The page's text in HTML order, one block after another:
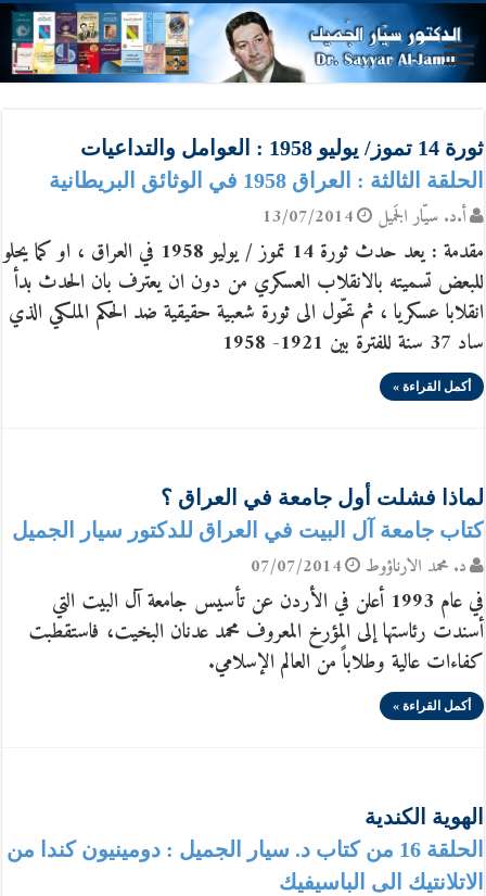
ثورة 14 تموز/ يوليو 1958 : العوامل والتداعيات
الحلقة الثالثة : العراق 1958 في الوثائق البريطانية
أ.د. سيّار الجَميل 13/07/2014
مقدمة : يعد حدث ثورة 14 تموز / يوليو 1958 في العراق ، او كما يحلو
للبعض تسميته بالانقلاب العسكري من دون ان يعترف بان الحدث بدأ
انقلابا عسكريا ، ثم تحّول الى ثورة شعبية حقيقية ضد الحكم الملكي الذي
ساد 37 سنة للفترة بين 1921- 1958
أكمل القراءة »
لماذا فشلت أول جامعة في العراق ؟
كتاب جامعة آل البيت في العراق للدكتور سيار الجميل
د. محمد الارناؤوط 07/07/2014
في عام 1993 أعلن في الأردن عن تأسيس جامعة آل البيت التي
أسندت رئاستها إلى المؤرخ المعروف محمد عدنان البخيت، فاستقطبت
كفاءات عالية وطلاباً من العالم الإسلامي.
أكمل القراءة »
الهوية الكندية
الحلقة 16 من كتاب د. سيار الجميل : دومينيون كندا من
الاتلانتيك الى الباسيفيك